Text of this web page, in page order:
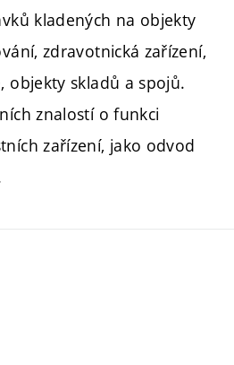
kladených na objekty
zdravotnická zařízení,
objekty skladů a spojů.
znalostí o funkci
zařízení, jako odvod